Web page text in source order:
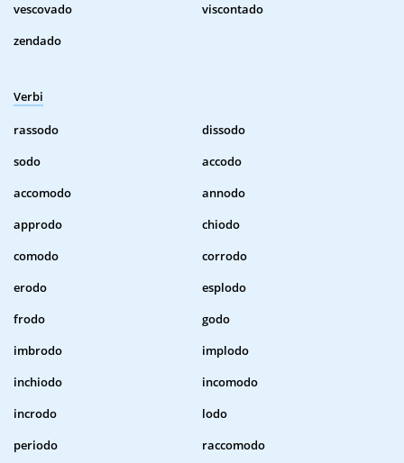
vescovado
viscontado
zendado
Verbi
rassodo
dissodo
sodo
accodo
accomodo
annodo
approdo
chiodo
comodo
corrodo
erodo
esplodo
frodo
godo
imbrodo
implodo
inchiodo
incomodo
incrodo
lodo
periodo
raccomodo